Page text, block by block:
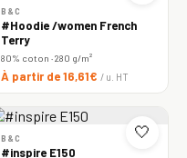
B&C
#Hoodie /women French
Terry
80% coton · 280 g/m²
À partir de 16,61€ / u. HT
🤍
B&C
#inspire E150